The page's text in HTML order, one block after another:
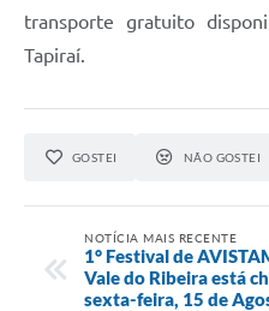
transporte gratuito
Tapiraí.
GOSTEI NÃO GOSTEI
NOTÍCIA MAIS RECENTE
1° Festival de
Vale do Ribeira está
sexta-feira, 15 de